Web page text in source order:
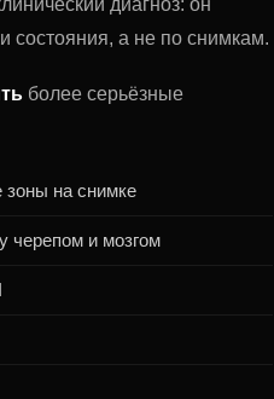
диагноз: он
состояния, а не по снимкам.
более серьёзные
зоны на снимке
черепом и мозгом